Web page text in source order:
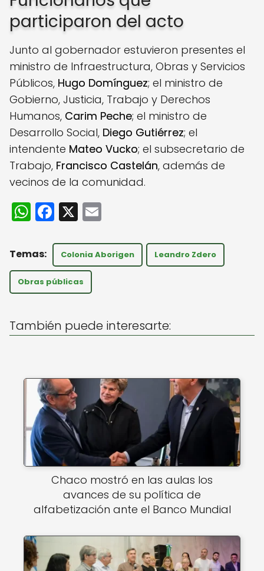
participaron del acto
Junto al gobernador estuvieron presentes el
ministro de Infraestructura, Obras y Servicios
Públicos, Hugo Domínguez; el ministro de
Gobierno, Justicia, Trabajo y Derechos
Humanos, Carim Peche; el ministro de
Desarrollo Social, Diego Gutiérrez; el
intendente Mateo Vucko; el subsecretario de
Trabajo, Francisco Castelán, además de
vecinos de la comunidad.
W
h
a
ts
A
p
F
a
c
e
b
o
k
X
ai
l
Colonia Aborigen Leandro Zdero
Obras públicas
También puede interesarte:
Chaco mostró en las aulas los
avances de su política de
alfabetización ante el Banco Mundial